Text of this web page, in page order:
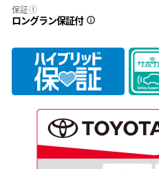
保証①
ロングラン保証付